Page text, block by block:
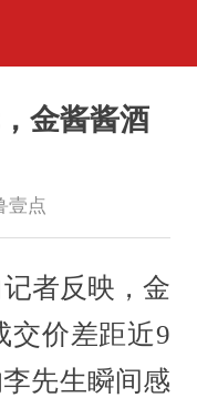
金酱酱酒
壹点
者反映，金
交价差距近9
先生瞬间感